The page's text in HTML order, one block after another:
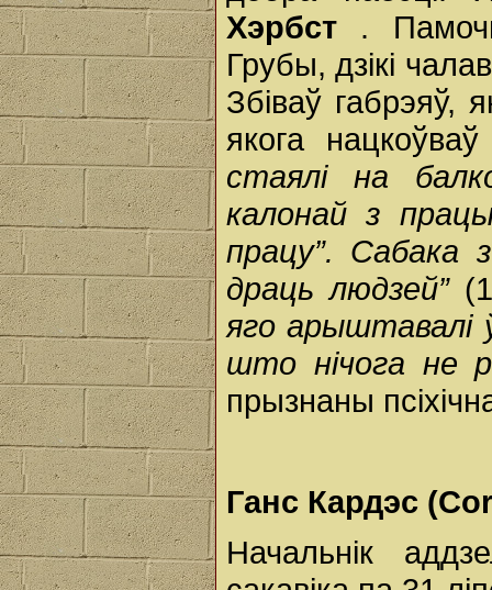
Хэрбст .
Грубы, дзікі
Збіваў габрэяў,
якога
стаялі на
калонай з
працу”. Сабака
драць людзей”
яго арыштавалі
што нічога не
прызнаны
Ганс Кардэс
Начальнік